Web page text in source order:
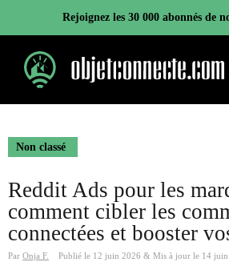
contenu
Rejoignez les 30 000 abonnés de
Non classé
Reddit Ads pour les
comment cibler les
connectées et booster
Par Onja F. Publié le 12 juin 2026 & Mis à jour le 14